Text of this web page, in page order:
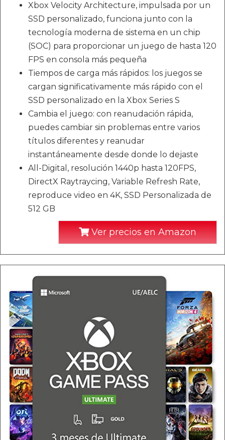
Xbox Velocity Architecture, impulsada por un
SSD personalizado, funciona junto con la
tecnología moderna de sistema en un chip
(SOC) para proporcionar un juego de hasta 120
FPS en consola más pequeña
Tiempos de carga más rápidos: los juegos se
cargan significativamente más rápido con el
SSD personalizado en la Xbox Series S
Cambia el juego: con reanudación rápida,
puedes cambiar sin problemas entre varios
títulos diferentes y reanudar
instantáneamente desde donde lo dejaste
All-Digital, resolución 1440p hasta 120FPS,
DirectX Raytraycing, Variable Refresh Rate,
reproduce video en 4K, SSD Personalizada de
512 GB
Ver precios en Amazon